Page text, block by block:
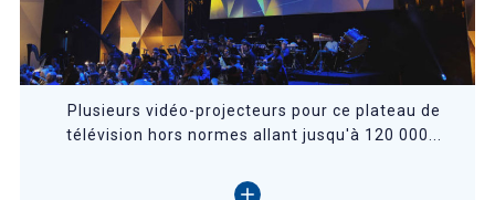
Plusieurs vidéo-projecteurs pour ce plateau de
télévision hors normes allant jusqu'à 120 000...